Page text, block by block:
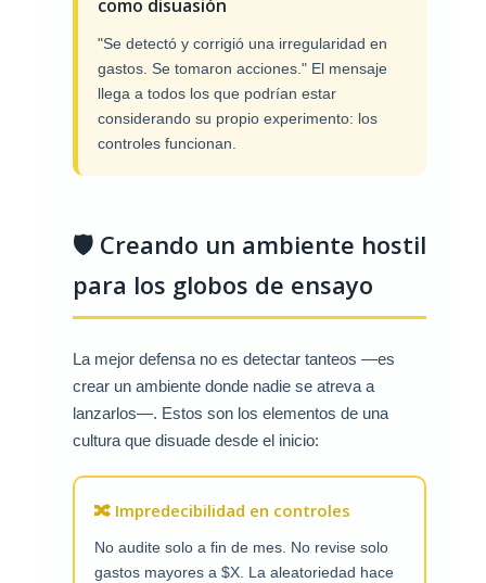
como disuasión
"Se detectó y corrigió una irregularidad en
gastos. Se tomaron acciones." El mensaje
llega a todos los que podrían estar
considerando su propio experimento: los
controles funcionan.
🛡️ Creando un ambiente hostil
para los globos de ensayo
La mejor defensa no es detectar tanteos —es
crear un ambiente donde nadie se atreva a
lanzarlos—. Estos son los elementos de una
cultura que disuade desde el inicio:
🔀 Impredecibilidad en controles
No audite solo a fin de mes. No revise solo
gastos mayores a $X. La aleatoriedad hace